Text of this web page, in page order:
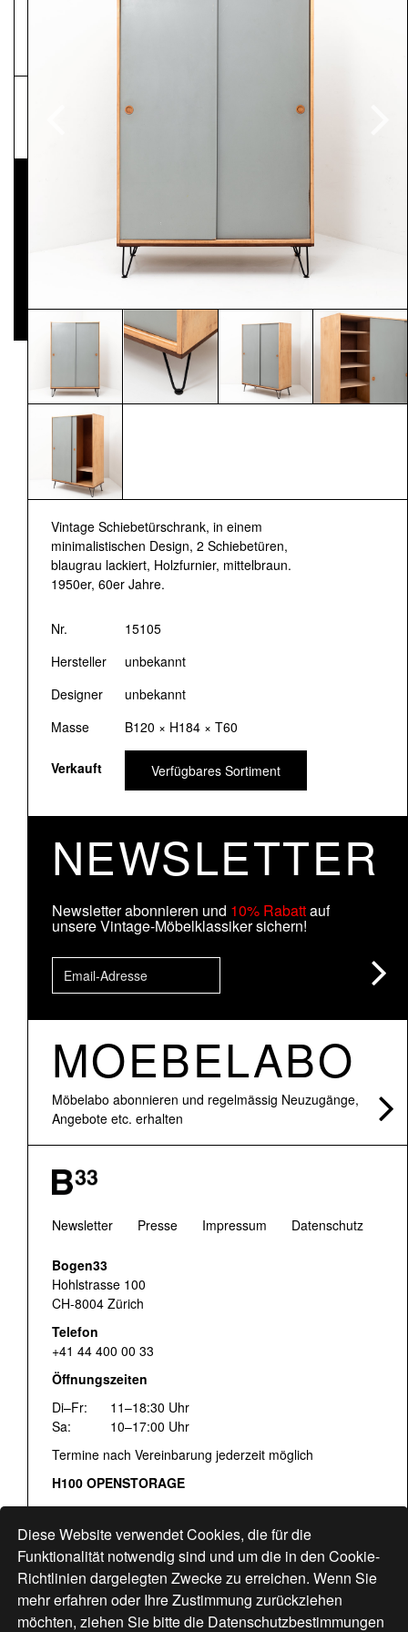
Diese Website verwendet Cookies, die für die
Funktionalität notwendig sind und um die in den Cookie-
Richtlinien dargelegten Zwecke zu erreichen. Wenn Sie
mehr erfahren oder Ihre Zustimmung zurückziehen
möchten, ziehen Sie bitte die Datenschutzbestimmungen
Vintage Schiebetürschrank, in einem
minimalistischen Design, 2 Schiebetüren,
blaugrau lackiert, Holzfurnier, mittelbraun.
1950er, 60er Jahre.
Nr.
15105
Hersteller
unbekannt
Designer
unbekannt
Masse
B120 × H184 × T60
Verkauft Verfügbares Sortiment
NEWSLETTER
Newsletter abonnieren und 10% Rabattauf
unsere Vintage-Möbelklassiker sichern!
MOEBELABO
Möbelabo abonnieren und regelmässig Neuzugänge,
Angebote etc. erhalten
Newsletter Presse Impressum Datenschutz
Bogen33
Hohlstrasse 100
CH-8004 Zürich
Telefon
+41 44 400 00 33
Öffnungszeiten
Di–Fr:
11–18:30 Uhr
Sa:
10–17:00 Uhr
Termine nach Vereinbarung jederzeit möglich
H100 OPENSTORAGE
Fr:
16:00–18:30 Uhr
Sa: 12:00–17:00 Uhr
Hohlstrasse 122
www.bogen33.ch
NEWSLETTER
Pressematerial